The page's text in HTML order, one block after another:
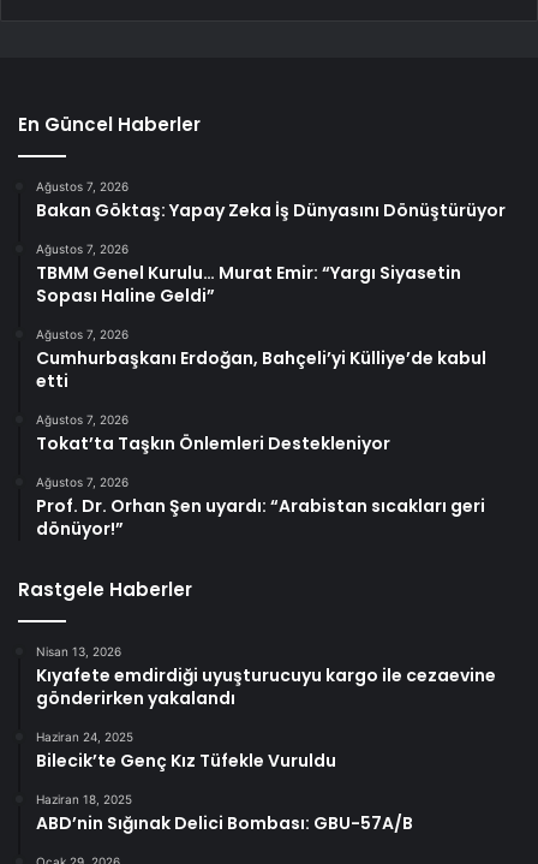
En Güncel Haberler
Ağustos 7, 2026
Bakan Göktaş: Yapay Zeka İş Dünyasını Dönüştürüyor
Ağustos 7, 2026
TBMM Genel Kurulu… Murat Emir: “Yargı Siyasetin
Sopası Haline Geldi”
Ağustos 7, 2026
Cumhurbaşkanı Erdoğan, Bahçeli’yi Külliye’de kabul
etti
Ağustos 7, 2026
Tokat’ta Taşkın Önlemleri Destekleniyor
Ağustos 7, 2026
Prof. Dr. Orhan Şen uyardı: “Arabistan sıcakları geri
dönüyor!”
Rastgele Haberler
Nisan 13, 2026
Kıyafete emdirdiği uyuşturucuyu kargo ile cezaevine
gönderirken yakalandı
Haziran 24, 2025
Bilecik’te Genç Kız Tüfekle Vuruldu
Haziran 18, 2025
ABD’nin Sığınak Delici Bombası: GBU-57A/B